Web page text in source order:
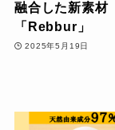
融合した新素材
「Rebbur」
2025年5月19日